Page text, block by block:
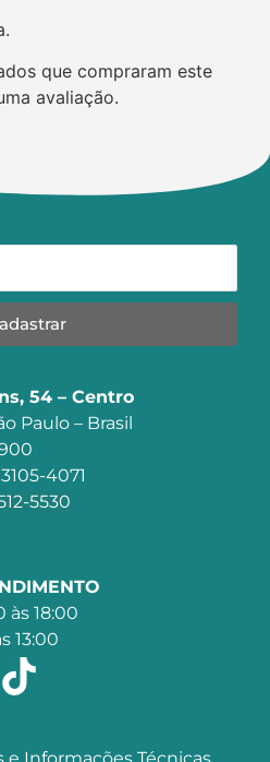
que compraram este
avaliação.
54 – Centro
Paulo – Brasil
4071
5530
às 18:00
13:00